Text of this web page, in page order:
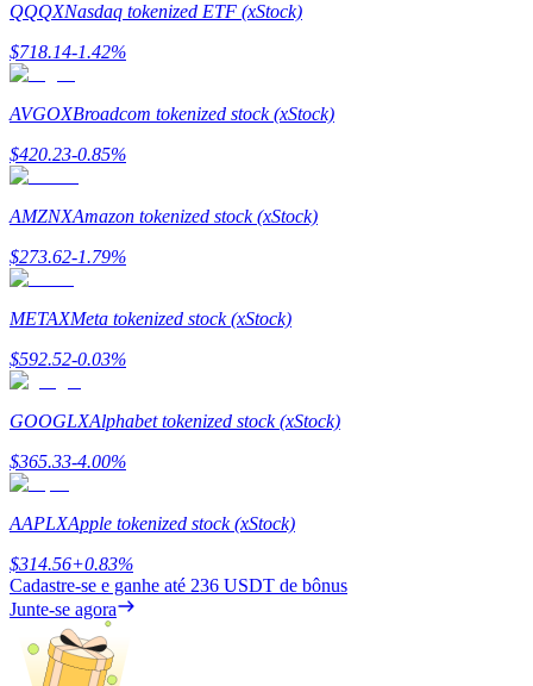
Deposit CASHCAT & Win
Share 500000 CASHCAT prize pool
Exclusive for BitMart Users
USDT Flexible Staking | Daily Rewards
QQQXNasdaq tokenized ETF (xStock)
$718.14-1.42%
AVGOXBroadcom tokenized stock (xStock)
$420.23-0.85%
AMZNXAmazon tokenized stock (xStock)
$273.62-1.79%
METAXMeta tokenized stock (xStock)
$592.52-0.03%
GOOGLXAlphabet tokenized stock (xStock)
$365.33-4.00%
AAPLXApple tokenized stock (xStock)
$314.56+0.83%
Cadastre-se e ganhe até 236 USDT de bônus
Junte-se agora